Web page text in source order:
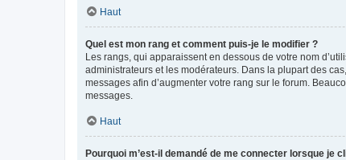
Haut
Quel est mon rang et comment puis-je le modifier ?
Les rangs, qui apparaissent en dessous de votre nom
administrateurs et les modérateurs. Dans la plupart des
messages afin d’augmenter votre rang sur le forum.
messages.
Haut
Pourquoi m’est-il demandé de me connecter lorsque je